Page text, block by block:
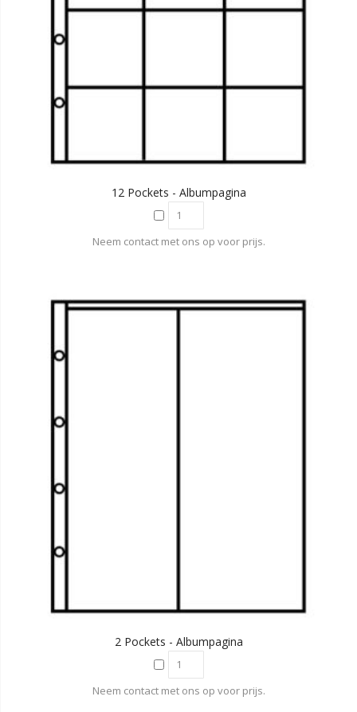
12 Pockets - Albumpagina
Neem contact met ons op voor prijs.
2 Pockets - Albumpagina
Neem contact met ons op voor prijs.